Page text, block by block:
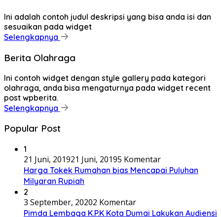
Ini adalah contoh judul deskripsi yang bisa anda isi dan
sesuaikan pada widget
Selengkapnya
Berita Olahraga
Ini contoh widget dengan style gallery pada kategori
olahraga, anda bisa mengaturnya pada widget recent
post wpberita.
Selengkapnya
Popular Post
1
21 Juni, 201921 Juni, 20195 Komentar
Harga Tokek Rumahan bias Mencapai Puluhan
Milyaran Rupiah
2
3 September, 20202 Komentar
Pimda Lembaga K.P.K Kota Dumai Lakukan Audiensi